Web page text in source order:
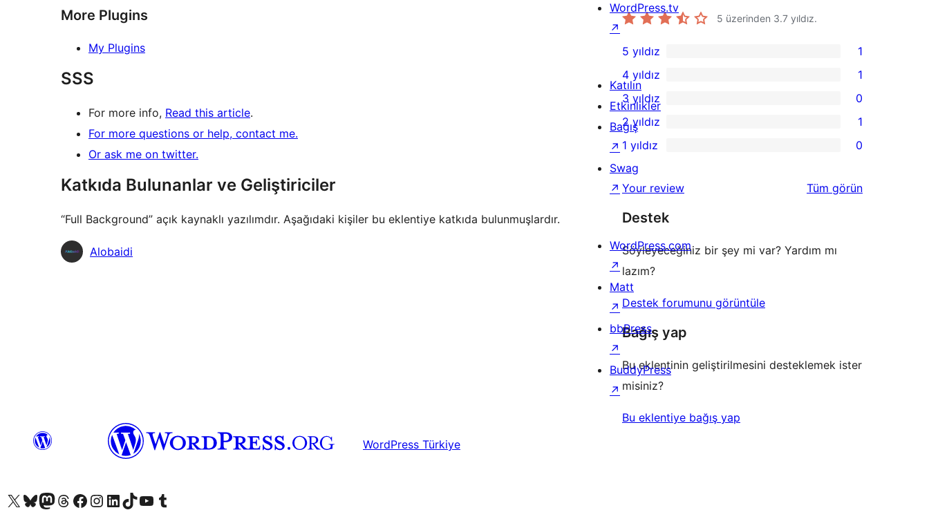
More Plugins
My Plugins
SSS
For more info, Read this article.
For more questions or help, contact me.
Or ask me on twitter.
Katkıda Bulunanlar ve Geliştiriciler
“Full Background” açık kaynaklı yazılımdır. Aşağıdaki kişiler bu eklentiye katkıda bulunmuşlardır.
KatkıdaAlobaidi
5 üzerinden 3.7 yıldız.
1
5
yıldızlı
inceleme
5 yıldız 1
1
4
yıldızlı
inceleme
4 yıldız 1
0
3
yıldızlı
inceleme
3 yıldız 0
1
2
yıldızlı
inceleme
2 yıldız 1
1
yıldızlı
inceleme
1 yıldız 0
Your review Tüm değerlendirmeleri
görün
Destek
Söyleyeceğiniz bir şey mi var? Yardım mı
lazım?
Destek forumunu görüntüle
Bağış yap
Bu eklentinin geliştirilmesini desteklemek ister
misiniz?
Bu eklentiye bağış yap
WordPress.tv
↗
Katılın
Etkinlikler
Bağış
↗
Swag
↗
WordPress.com
↗
Matt
↗
bbPress
↗
BuddyPress
↗
WordPress Türkiye
X (eski Twitter) hesabımıza bakın
Bluesky hesabımızı ziyaret edinMastodon hesabımızı ziyaret edinThreads hesabımızı ziyaret edinFacebook sayfamızı ziyaret edinInstagram hesabımızı ziyaret edinLinkedIn hesabımızı ziyaret edinTikTok hesabımızı ziyaret edinYouTube kanalımızı ziyaret edinTumblr hesabımızı ziyaret edin